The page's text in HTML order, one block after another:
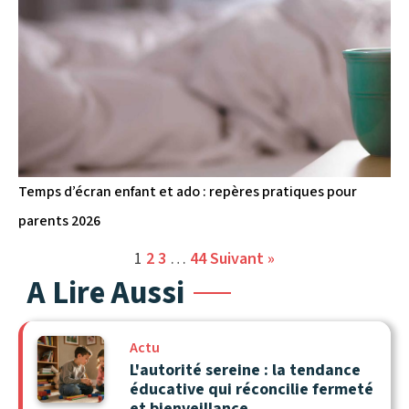
Temps d’écran enfant et ado : repères pratiques pour
parents 2026
1 23 … 44Suivant »
A Lire Aussi
Actu
L'autorité sereine : la tendance
éducative qui réconcilie fermeté